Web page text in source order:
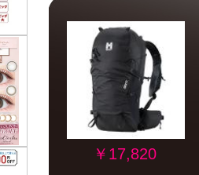
￥17,820